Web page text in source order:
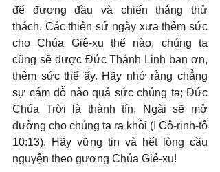
để đương đầu và chiến thắng thử
thách. Các thiên sứ ngày xưa thêm sức
cho Chúa Giê-xu thể nào, chúng ta
cũng sẽ được Đức Thánh Linh ban ơn,
thêm sức thể ấy. Hãy nhớ rằng chẳng
sự cám dỗ nào quá sức chúng ta; Đức
Chúa Trời là thành tín, Ngài sẽ mở
đường cho chúng ta ra khỏi (I Cô-rinh-tô
10:13). Hãy vững tin và hết lòng cầu
nguyện theo gương Chúa Giê-xu!